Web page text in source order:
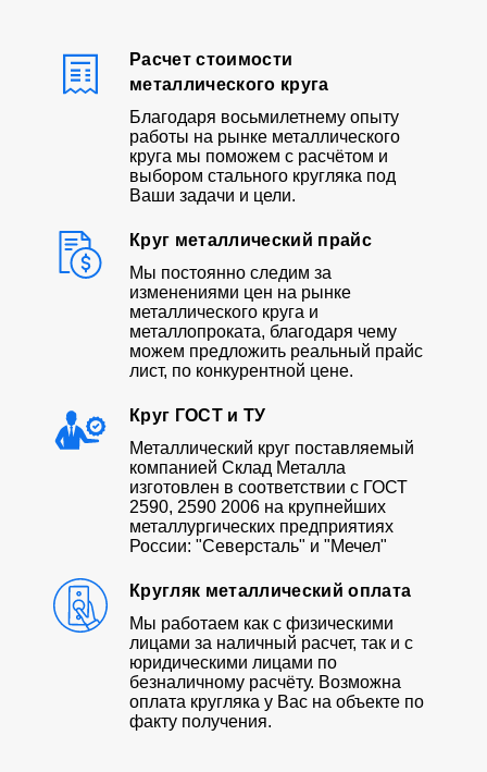
Расчет стоимости
металлического круга
Благодаря восьмилетнему опыту
работы на рынке металлического
круга мы поможем с расчётом и
выбором стального кругляка под
Ваши задачи и цели.
Круг металлический прайс
Мы постоянно следим за
изменениями цен на рынке
металлического круга и
металлопроката, благодаря чему
можем предложить реальный прайс
лист, по конкурентной цене.
Круг ГОСТ и ТУ
Металлический круг поставляемый
компанией Склад Металла
изготовлен в соответствии с ГОСТ
2590, 2590 2006 на крупнейших
металлургических предприятиях
России: "Северсталь" и "Мечел"
Кругляк металлический оплата
Мы работаем как с физическими
лицами за наличный расчет, так и с
юридическими лицами по
безналичному расчёту. Возможна
оплата кругляка у Вас на объекте по
факту получения.